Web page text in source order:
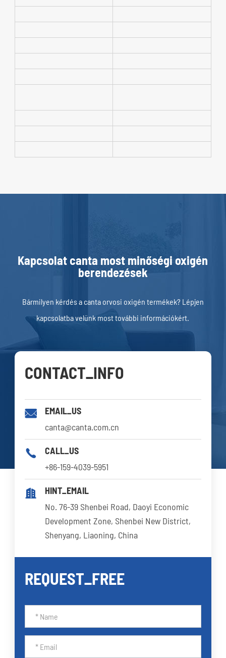
Kapcsolat canta most minőségi oxigén
berendezések
Bármilyen kérdés a canta orvosi oxigén termékek? Lépjen
kapcsolatba velünk most további információkért.
CONTACT_INFO

EMAIL_US
canta@canta.com.cn

CALL_US
+86-159-4039-5951

HINT_EMAIL
No. 76-39 Shenbei Road, Daoyi Economic
Development Zone, Shenbei New District,
Shenyang, Liaoning, China
REQUEST_FREE